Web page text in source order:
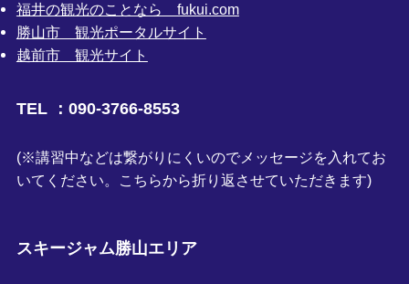
福井の観光のことなら fukui.com
勝山市 観光ポータルサイト
越前市 観光サイト
TEL ：090-3766-8553
(※講習中などは繋がりにくいのでメッセージを入れてお
いてください。こちらから折り返させていただきます)
スキージャム勝山エリア